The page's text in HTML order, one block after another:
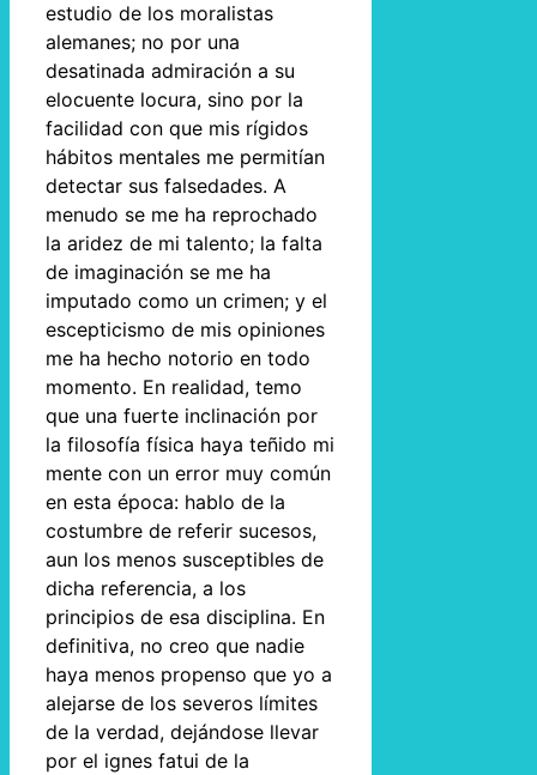
estudio de los moralistas
alemanes; no por una
desatinada admiración a su
elocuente locura, sino por la
facilidad con que mis rígidos
hábitos mentales me permitían
detectar sus falsedades. A
menudo se me ha reprochado
la aridez de mi talento; la falta
de imaginación se me ha
imputado como un crimen; y el
escepticismo de mis opiniones
me ha hecho notorio en todo
momento. En realidad, temo
que una fuerte inclinación por
la filosofía física haya teñido mi
mente con un error muy común
en esta época: hablo de la
costumbre de referir sucesos,
aun los menos susceptibles de
dicha referencia, a los
principios de esa disciplina. En
definitiva, no creo que nadie
haya menos propenso que yo a
alejarse de los severos límites
de la verdad, dejándose llevar
por el ignes fatui de la